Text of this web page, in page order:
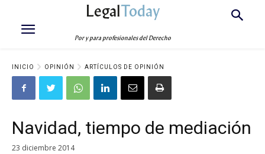
LegalToday
Por y para profesionales del Derecho
INICIO OPINIÓN ARTÍCULOS DE OPINIÓN
Navidad, tiempo de mediación
23 diciembre 2014